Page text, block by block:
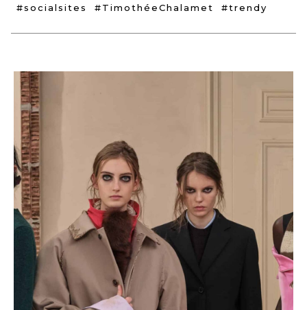
#socialsites
#TimothéeChalamet #trendy